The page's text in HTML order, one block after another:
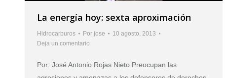
La energía hoy: sexta aproximación
Hidrocarburos Por jose
10 agosto, 2013
Deja un comentario
Por: José Antonio Rojas Nieto Preocupan las